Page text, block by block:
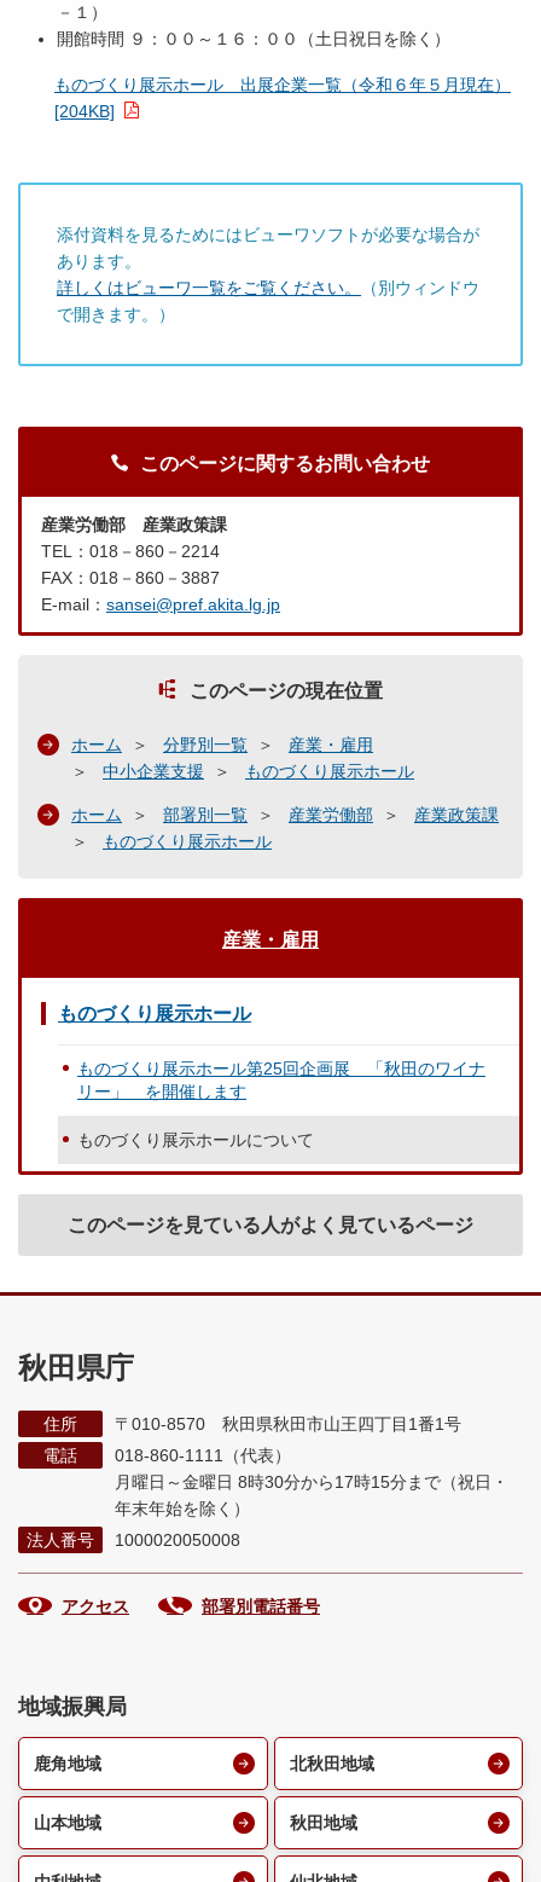
－１）
開館時間 ９：００～１６：００（土日祝日を除く）
ものづくり展示ホール 出展企業一覧（令和６年５月現在）
[204KB]
添付資料を見るためにはビューワソフトが必要な場合が
あります。
詳しくはビューワ一覧をご覧ください。
（別ウィンドウ
で開きます。）
このページに関するお問い合わせ
産業労働部 産業政策課
TEL：018－860－2214
FAX：018－860－3887
E-mail： sansei@pref.akita.lg.jp
このページの現在位置
ホーム 分野別一覧
産業・雇用
中小企業支援
ものづくり展示ホール
ホーム 部署別一覧 産業労働部
産業政策課
ものづくり展示ホール
産業・雇用
ものづくり展示ホール
ものづくり展示ホール第25回企画展 「秋田のワイナ
リー」 を開催します
ものづくり展示ホールについて
このページを見ている人がよく見ているページ
秋田県庁
住所
〒010-8570 秋田県秋田市山王四丁目1番1号
電話
018-860-1111（代表）
月曜日～金曜日 8時30分から17時15分まで （祝日・
年末年始を除く）
法人番号
1000020050008
アクセス 部署別電話番号
地域振興局
鹿角地域 北秋田地域
山本地域 秋田地域